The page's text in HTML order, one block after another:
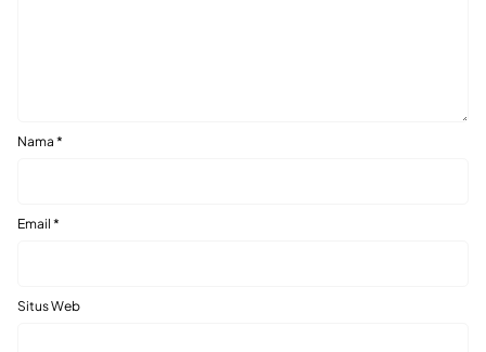
Nama *
Email *
Situs Web